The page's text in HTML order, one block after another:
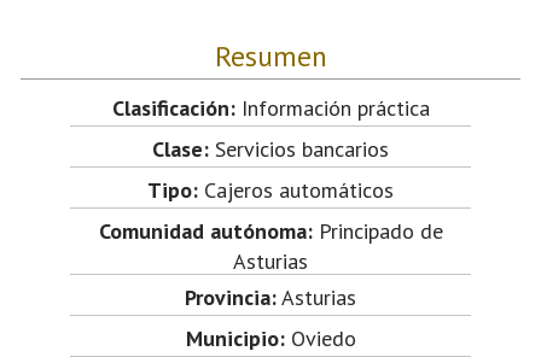
Resumen
Clasificación:Información práctica
Clase: Servicios bancarios
Tipo: Cajeros automáticos
Comunidad autónoma:Principado de
Asturias
Provincia:Asturias
Municipio:Oviedo